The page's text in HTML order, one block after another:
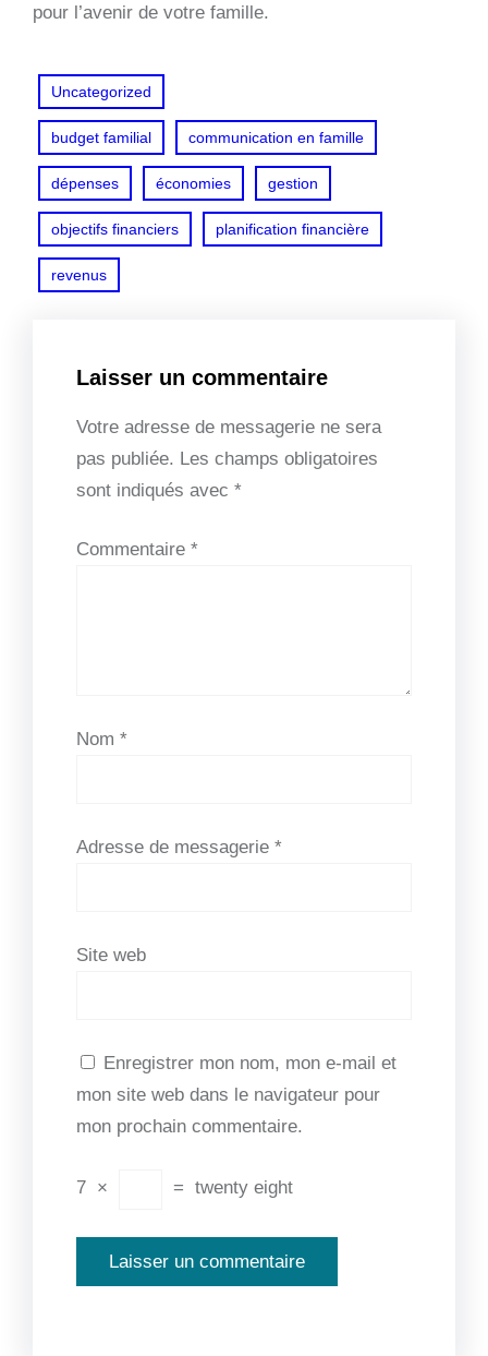
pour l’avenir de votre famille.
Uncategorized
budget familial communication en famille
dépenses économies gestion
objectifs financiers planification financière
revenus
Laisser un commentaire
Votre adresse de messagerie ne sera
pas publiée. Les champs obligatoires
sont indiqués avec *
Commentaire *
Nom *
Adresse de messagerie *
Site web
Enregistrer mon nom, mon e-mail et
mon site web dans le navigateur pour
mon prochain commentaire.
7 × = twenty eight